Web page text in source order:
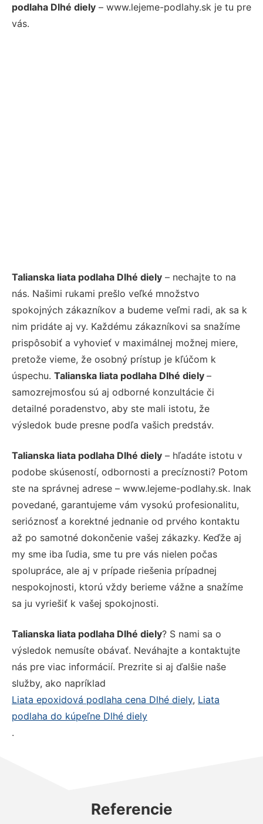
podlaha Dlhé diely – www.lejeme-podlahy.sk je tu pre
vás.
Talianska liata podlaha Dlhé diely – nechajte to na
nás. Našimi rukami prešlo veľké množstvo
spokojných zákazníkov a budeme veľmi radi, ak sa k
nim pridáte aj vy. Každému zákazníkovi sa snažíme
prispôsobiť a vyhovieť v maximálnej možnej miere,
pretože vieme, že osobný prístup je kľúčom k
úspechu. Talianska liata podlaha Dlhé diely –
samozrejmosťou sú aj odborné konzultácie či
detailné poradenstvo, aby ste mali istotu, že
výsledok bude presne podľa vašich predstáv.
Talianska liata podlaha Dlhé diely – hľadáte istotu v
podobe skúseností, odbornosti a precíznosti? Potom
ste na správnej adrese – www.lejeme-podlahy.sk. Inak
povedané, garantujeme vám vysokú profesionalitu,
serióznosť a korektné jednanie od prvého kontaktu
až po samotné dokončenie vašej zákazky. Keďže aj
my sme iba ľudia, sme tu pre vás nielen počas
spolupráce, ale aj v prípade riešenia prípadnej
nespokojnosti, ktorú vždy berieme vážne a snažíme
sa ju vyriešiť k vašej spokojnosti.
Talianska liata podlaha Dlhé diely? S nami sa o
výsledok nemusíte obávať. Neváhajte a kontaktujte
nás pre viac informácií. Prezrite si aj ďalšie naše
služby, ako napríklad
Liata epoxidová podlaha cena Dlhé diely, Liata
podlaha do kúpeľne Dlhé diely
.
Referencie